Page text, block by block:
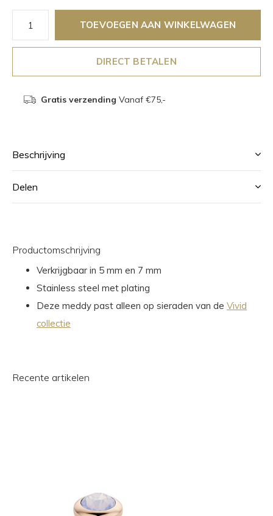
TOEVOEGEN AAN WINKELWAGEN
DIRECT BETALEN
Gratis verzending Vanaf €75,-
Beschrijving
Delen
Productomschrijving
Verkrijgbaar in 5 mm en 7 mm
Stainless steel met plating
Deze meddy past alleen op sieraden van de Vivid
collectie
Recente artikelen